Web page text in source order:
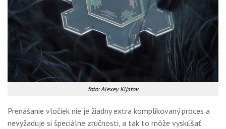
foto: Alexey Kljatov
Prenášanie vločiek nie je žiadny extra komplikovaný proces a
nevyžaduje si špeciálne zručnosti, a tak to môže vyskúšať